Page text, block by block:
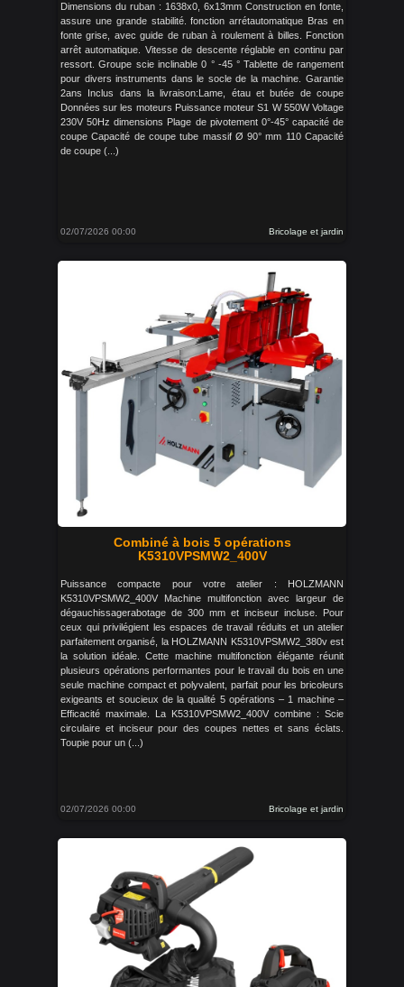
Dimensions du ruban : 1638x0, 6x13mm Construction en fonte,
assure une grande stabilité. fonction arrétautomatique Bras en
fonte grise, avec guide de ruban à roulement à billes. Fonction
arrêt automatique. Vitesse de descente réglable en continu par
ressort. Groupe scie inclinable 0 ° -45 ° Tablette de rangement
pour divers instruments dans le socle de la machine. Garantie
2ans Inclus dans la livraison:Lame, étau et butée de coupe
Données sur les moteurs Puissance moteur S1 W 550W Voltage
230V 50Hz dimensions Plage de pivotement 0°-45° capacité de
coupe Capacité de coupe tube massif Ø 90° mm 110 Capacité
de coupe (...)
02/07/2026 00:00 Bricolage et jardin
Combiné à bois 5 opérations
K5310VPSMW2_400V
Puissance compacte pour votre atelier : HOLZMANN
K5310VPSMW2_400V Machine multifonction avec largeur de
dégauchissagerabotage de 300 mm et inciseur incluse. Pour
ceux qui privilégient les espaces de travail réduits et un atelier
parfaitement organisé, la HOLZMANN K5310VPSMW2_380v est
la solution idéale. Cette machine multifonction élégante réunit
plusieurs opérations performantes pour le travail du bois en une
seule machine compact et polyvalent, parfait pour les bricoleurs
exigeants et soucieux de la qualité 5 opérations – 1 machine –
Efficacité maximale. La K5310VPSMW2_400V combine : Scie
circulaire et inciseur pour des coupes nettes et sans éclats.
Toupie pour un (...)
02/07/2026 00:00 Bricolage et jardin